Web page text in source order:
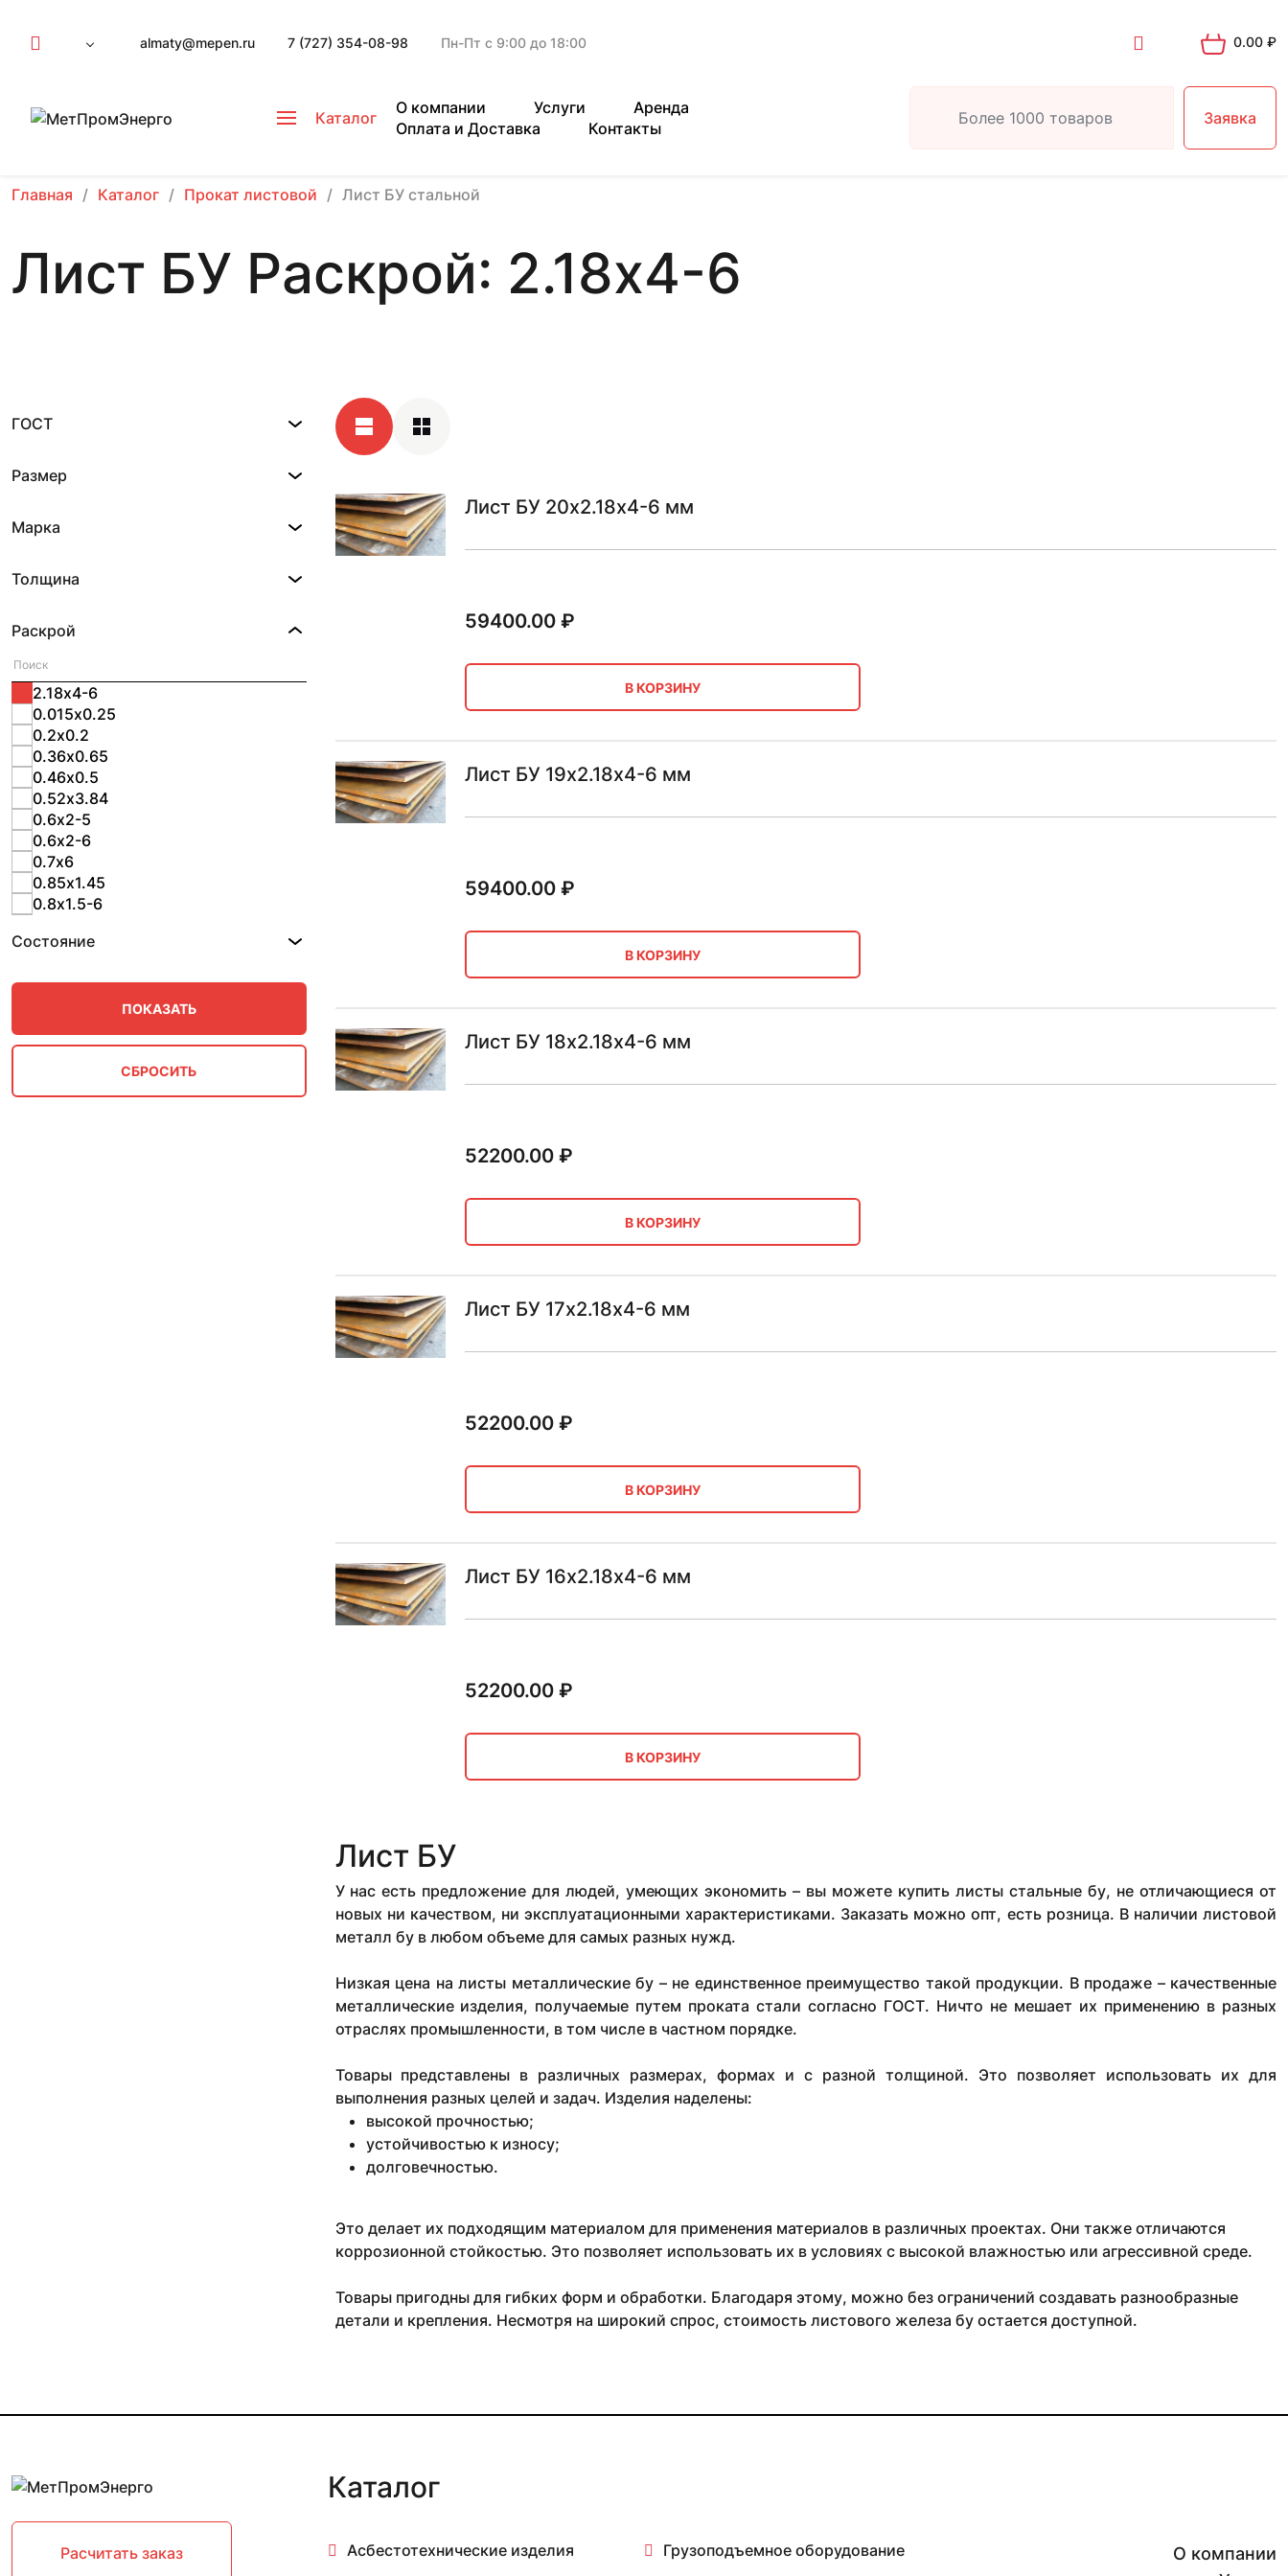
almaty@mepen.ru 7 (727) 354-08-98 Пн-Пт с 9:00 до 18:00 0.00 ₽
Каталог
О компании Услуги
Аренда
Оплата и Доставка
Контакты
Заявка
Главная Каталог Прокат листовой Лист БУ стальной
Лист БУ Раскрой: 2.18х4-6
ГОСТ
Размер
Марка
Толщина
Раскрой
0.015х0.25
0.2х0.2
0.36х0.65
0.46х0.5
0.52х3.84
0.6х2-5
0.6х2-6
0.7х6
0.85х1.45
0.8х1.5-6
1.23х5-6
1.55х4-6
1.5х2-4
1.5х2.4
1.5х5
2.18х4-6
Состояние
Лист БУ 20х2.18х4-6 мм
59400.00₽
В КОРЗИНУ
Лист БУ 19х2.18х4-6 мм
59400.00₽
В КОРЗИНУ
Лист БУ 18х2.18х4-6 мм
52200.00₽
В КОРЗИНУ
Лист БУ 17х2.18х4-6 мм
52200.00₽
В КОРЗИНУ
Лист БУ 16х2.18х4-6 мм
52200.00₽
В КОРЗИНУ
Лист БУ
У нас есть предложение для людей, умеющих экономить – вы можете купить листы стальные бу, не отличающиеся от
новых ни качеством, ни эксплуатационными характеристиками. Заказать можно опт, есть розница. В наличии листовой
металл бу в любом объеме для самых разных нужд.
Низкая цена на листы металлические бу – не единственное преимущество такой продукции. В продаже – качественные
металлические изделия, получаемые путем проката стали согласно ГОСТ. Ничто не мешает их применению в разных
отраслях промышленности, в том числе в частном порядке.
Товары представлены в различных размерах, формах и с разной толщиной. Это позволяет использовать их для
выполнения разных целей и задач. Изделия наделены:
высокой прочностью;
устойчивостью к износу;
долговечностью.
Это делает их подходящим материалом для применения материалов в различных проектах. Они также отличаются
коррозионной стойкостью. Это позволяет использовать их в условиях с высокой влажностью или агрессивной среде.
Товары пригодны для гибких форм и обработки. Благодаря этому, можно без ограничений создавать разнообразные
детали и крепления. Несмотря на широкий спрос, стоимость листового железа бу остается доступной.
Расчитать заказ
Каталог
Асбестотехнические изделия
Грузоподъемное оборудование
О компании